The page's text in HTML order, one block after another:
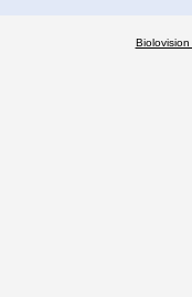
Biolovision